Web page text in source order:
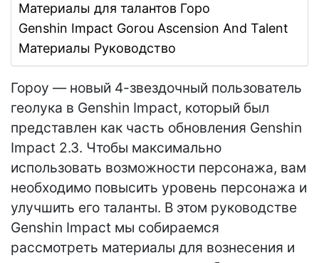
Материалы для талантов Горо
Genshin Impact Gorou Ascension And Talent
Материалы Руководство
Гороу — новый 4-звездочный пользователь
геолука в Genshin Impact, который был
представлен как часть обновления Genshin
Impact 2.3. Чтобы максимально
использовать возможности персонажа, вам
необходимо повысить уровень персонажа и
улучшить его таланты. В этом руководстве
Genshin Impact мы собираемся
рассмотреть материалы для вознесения и